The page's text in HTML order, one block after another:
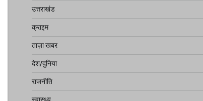
उत्तराखंड
क्राइम
ताज़ा खबर
देश/दुनिया
राजनीति